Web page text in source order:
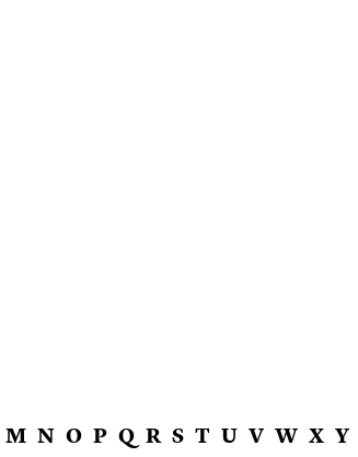
M N O P Q R S T U V W X Y